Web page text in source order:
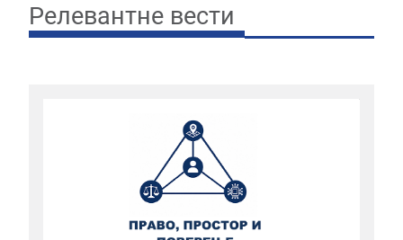
Релевантне вести